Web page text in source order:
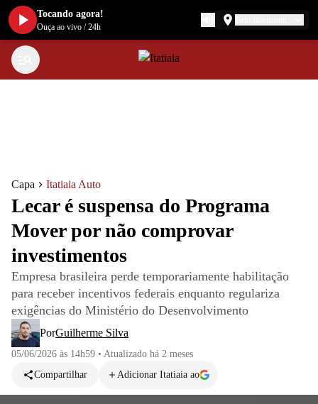
Capa Itatiaia Auto
Lecar é suspensa do Programa
Mover por não comprovar
investimentos
Empresa brasileira perde temporariamente habilitação
para receber incentivos federais enquanto regulariza
exigências do Ministério do Desenvolvimento
PorGuilherme Silva
05/06/2026 às 14h59 • Atualizado há 2 meses
Compartilhar
Adicionar Itatiaia ao
Tocando agora!
Ouça ao vivo /24h